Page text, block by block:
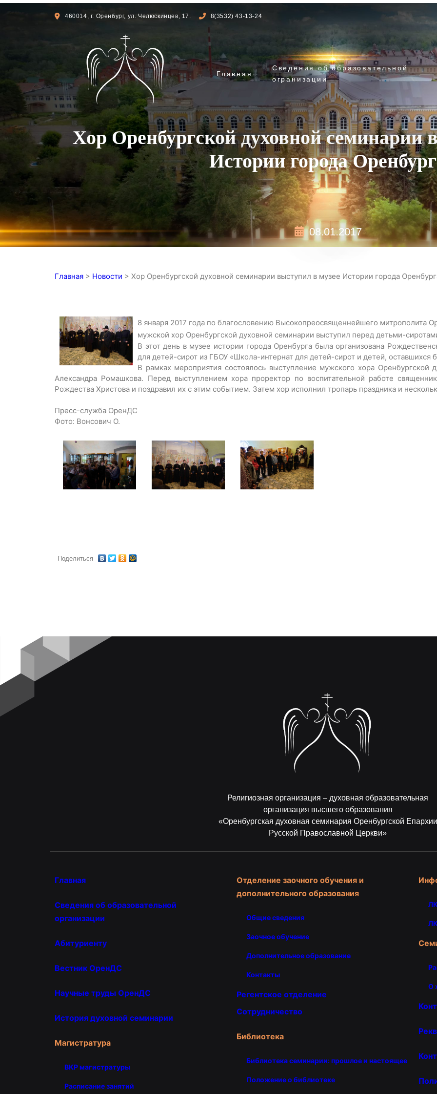
460014, г. Оренбург, ул. Челюскинцев, 17. 8(3532) 43-13-24
Главная
Сведения об образовательной
огранизации
Хор Оренбургской духовной семинарии
Истории города
08.01.2017
Главная > Новости > Хор Оренбургской духовной семинарии выступил в музее Истории города
8 января 2017 года по благословению Высокопреосвященнейшего митрополита
мужской хор Оренбургской духовной семинарии выступил перед детьми-
В этот день в музее истории города Оренбурга была организована
для детей-сирот из ГБОУ «Школа-интернат для детей-сирот и детей, оставшихся
В рамках мероприятия состоялось выступление мужского хора Оренбургской
Александра Ромашкова. Перед выступлением хора проректор по воспитательной работе
Рождества Христова и поздравил их с этим событием. Затем хор исполнил тропарь праздника и
Пресс-служба ОренДС
Фото: Вонсович О.
Поделиться
Религиозная организация – духовная образовательная
организация высшего образования
«Оренбургская духовная семинария Оренбургской Епархии
Русской Православной Церкви»
Главная
Сведения об образовательной
организации
Абитуриенту
Вестник ОренДС
Научные труды ОренДС
История духовной семинарии
Магистратура
ВКР магистратуры
Расписание занятий
Отделение заочного обучения и
дополнительного образования
Общие сведения
Заочное обучение
Дополнительное образование
Контакты
Регентское отделение
Сотрудничество
Библиотека
Библиотека семинарии: прошлое и настоящее
Положение о библиотеке
О